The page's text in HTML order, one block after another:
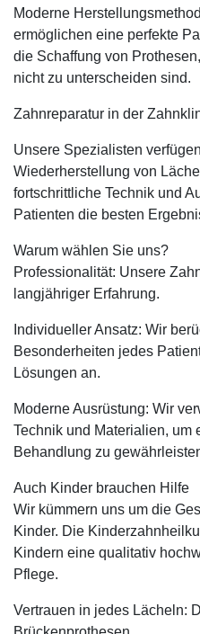
Moderne
ermöglichen eine perfekte
die Schaffung von
nicht zu unterscheiden sind.
Zahnreparatur in der
Unsere Spezialisten
Wiederherstellung von
fortschrittliche Technik und
Patienten die besten
Warum wählen Sie uns?
Professionalität: Unsere
langjähriger Erfahrung.
Individueller Ansatz: Wir
Besonderheiten jedes
Lösungen an.
Moderne Ausrüstung: Wir
Technik und Materialien, um
Behandlung zu
Auch Kinder brauchen Hilfe
Wir kümmern uns um die
Kinder. Die
Kindern eine qualitativ
Pflege.
Vertrauen in jedes Lächeln: